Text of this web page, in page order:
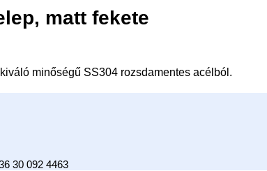
matt fekete
minőségű SS304 rozsdamentes acélból.
30 092 4463